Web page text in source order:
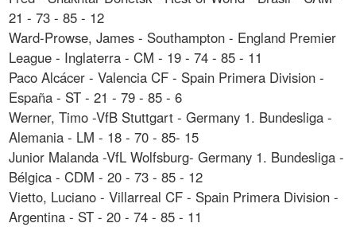
21 - 73 - 85 - 12
Ward-Prowse, James - Southampton - England Premier
League - Inglaterra - CM - 19 - 74 - 85 - 11
Paco Alcácer - Valencia CF - Spain Primera Division -
España - ST - 21 - 79 - 85 - 6
Werner, Timo -VfB Stuttgart - Germany 1. Bundesliga -
Alemania - LM - 18 - 70 - 85- 15
Junior Malanda -VfL Wolfsburg- Germany 1. Bundesliga -
Bélgica - CDM - 20 - 73 - 85 - 12
Vietto, Luciano - Villarreal CF - Spain Primera Division -
Argentina - ST - 20 - 74 - 85 - 11